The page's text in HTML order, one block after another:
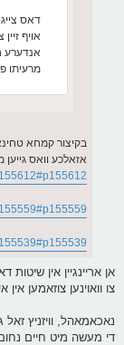
דאס
אויף
אנדערע
מרעיתו
בקיצור קמחא
אזאלכע וואס גייען
אן אריינגיין אין שיטות
צו וואוינען צוזאמען
נאכאמאהל, וויזניץ זאל
די מעשה מיט חיים